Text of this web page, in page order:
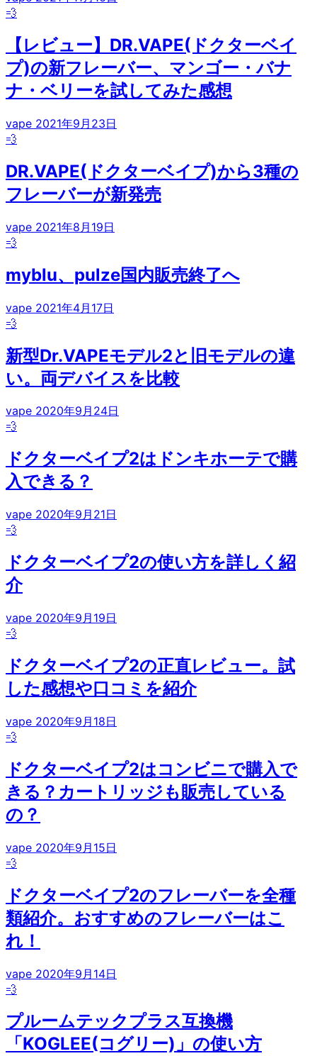
💨
【レビュー】DR.VAPE(ドクターベイ
プ)の新フレーバー、マンゴー・バナ
ナ・ベリーを試してみた感想
vape 2021年9月23日
💨
DR.VAPE(ドクターベイプ)から3種の
フレーバーが新発売
vape 2021年8月19日
💨
myblu、pulze国内販売終了へ
vape 2021年4月17日
💨
新型Dr.VAPEモデル2と旧モデルの違
い。両デバイスを比較
vape 2020年9月24日
💨
ドクターベイプ2はドンキホーテで購
入できる？
vape 2020年9月21日
💨
ドクターベイプ2の使い方を詳しく紹
介
vape 2020年9月19日
💨
ドクターベイプ2の正直レビュー。試
した感想や口コミを紹介
vape 2020年9月18日
💨
ドクターベイプ2はコンビニで購入で
きる？カートリッジも販売している
の？
vape 2020年9月15日
💨
ドクターベイプ2のフレーバーを全種
類紹介。おすすめのフレーバーはこ
れ！
vape 2020年9月14日
💨
プルームテックプラス互換機
「KOGLEE(コグリー)」の使い方